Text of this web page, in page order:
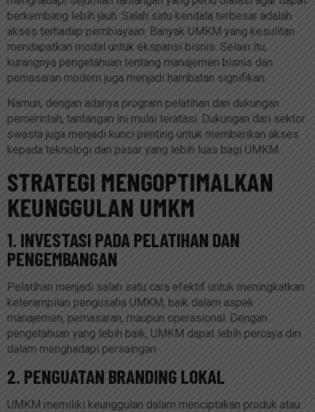
berkembang lebih jauh. Salah satu kendala terbesar adalah
akses terhadap pembiayaan. Banyak UMKM yang kesulitan
mendapatkan modal untuk ekspansi bisnis. Selain itu,
kurangnya pengetahuan tentang manajemen bisnis dan
pemasaran modern juga menjadi hambatan signifikan.
Namun, dengan adanya program pelatihan dan dukungan
pemerintah, tantangan ini mulai teratasi. Dukungan dari sektor
swasta juga menjadi kunci penting untuk memberikan akses
kepada teknologi dan pasar yang lebih luas bagi UMKM.
STRATEGI MENGOPTIMALKAN
KEUNGGULAN UMKM
1. INVESTASI PADA PELATIHAN DAN
PENGEMBANGAN
Pelatihan menjadi salah satu cara efektif untuk meningkatkan
keterampilan pengusaha UMKM, baik dalam aspek
manajemen, pemasaran, maupun operasional. Dengan
pengetahuan yang lebih baik, UMKM dapat lebih percaya diri
dalam menghadapi persaingan.
2. PENGUATAN BRANDING LOKAL
UMKM memiliki keunggulan dalam menciptakan produk atau